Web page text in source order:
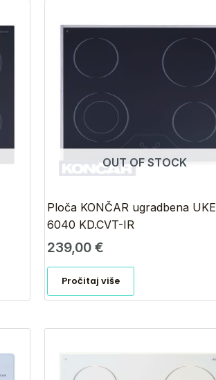
OUT OF STOCK
Ploča KONČAR ugradbena UKE
6040 KD.CVT-IR
239,00 €
Pročitaj više